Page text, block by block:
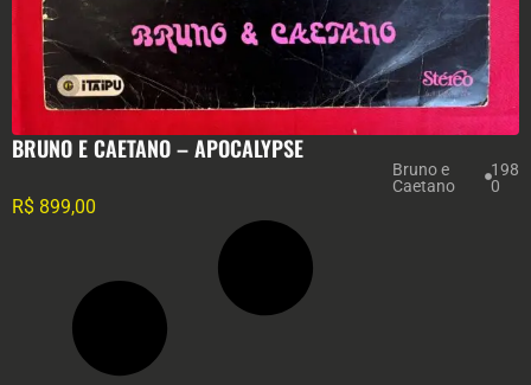
BRUNO E CAETANO – APOCALYPSE
Bruno e
Caetano
198
0
R$ 899,00